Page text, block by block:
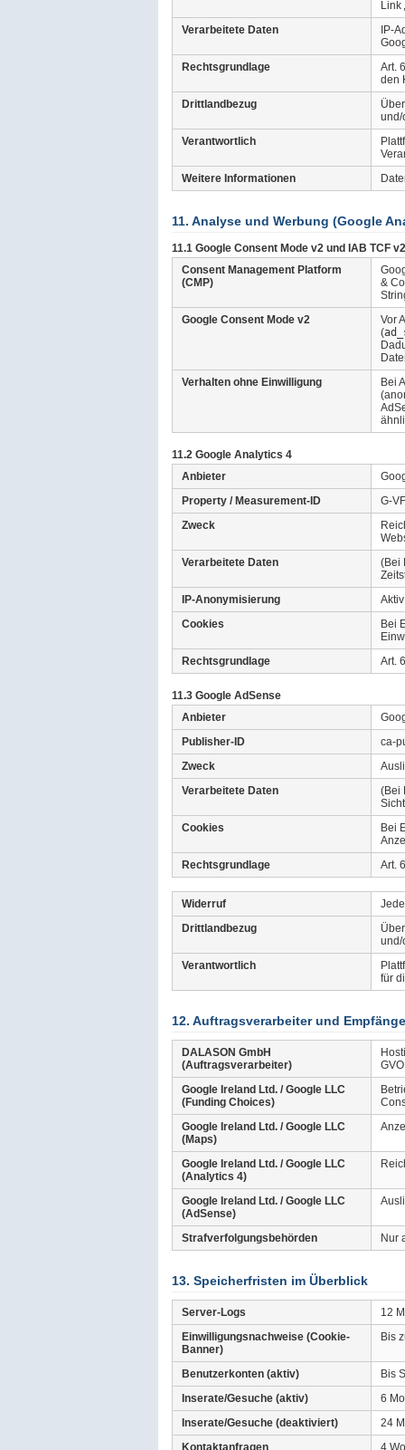
Link
Verarbeitete Daten
IP-
Rechtsgrundlage
Art.
den
Drittlandbezug
und/
Verantwortlich
Weitere Informationen
11. Analyse und Werbung (Google
11.1 Google Consent Mode v2 und IAB TCF
Consent Management Platform
(CMP)
&
Google Consent Mode v2
Vor
(
Verhalten ohne Einwilligung
Bei
11.2 Google Analytics 4
Anbieter
Property / Measurement-ID
G-
Zweck
Verarbeitete Daten
(Bei
IP-Anonymisierung
Cookies
Bei
Rechtsgrundlage
Art.
11.3 Google AdSense
Anbieter
Publisher-ID
ca-
Zweck
Verarbeitete Daten
(Bei
Cookies
Bei
Rechtsgrundlage
Art.
Widerruf
Drittlandbezug
und/
Verantwortlich
für
12. Auftragsverarbeiter und
DALASON GmbH
(Auftragsverarbeiter)
Google Ireland Ltd. / Google LLC
(Funding Choices)
Google Ireland Ltd. / Google LLC
(Maps)
Google Ireland Ltd. / Google LLC
(Analytics 4)
Google Ireland Ltd. / Google LLC
(AdSense)
Strafverfolgungsbehörden Nur
13. Speicherfristen im Überblick
Server-Logs
12
Einwilligungsnachweise (Cookie-
Banner)
Bis
Benutzerkonten (aktiv)
Bis
Inserate/Gesuche (aktiv)
6
Inserate/Gesuche (deaktiviert)
24
Kontaktanfragen
4